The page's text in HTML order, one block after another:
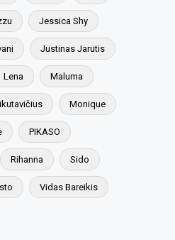
Jessica Shy
Justinas Jarutis
Lena Maluma
Monique
PIKASO
Rihanna Sido
Vidas Bareikis